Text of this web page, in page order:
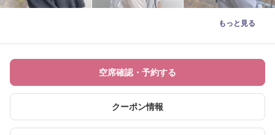
もっと見る
空席確認・予約する
クーポン情報